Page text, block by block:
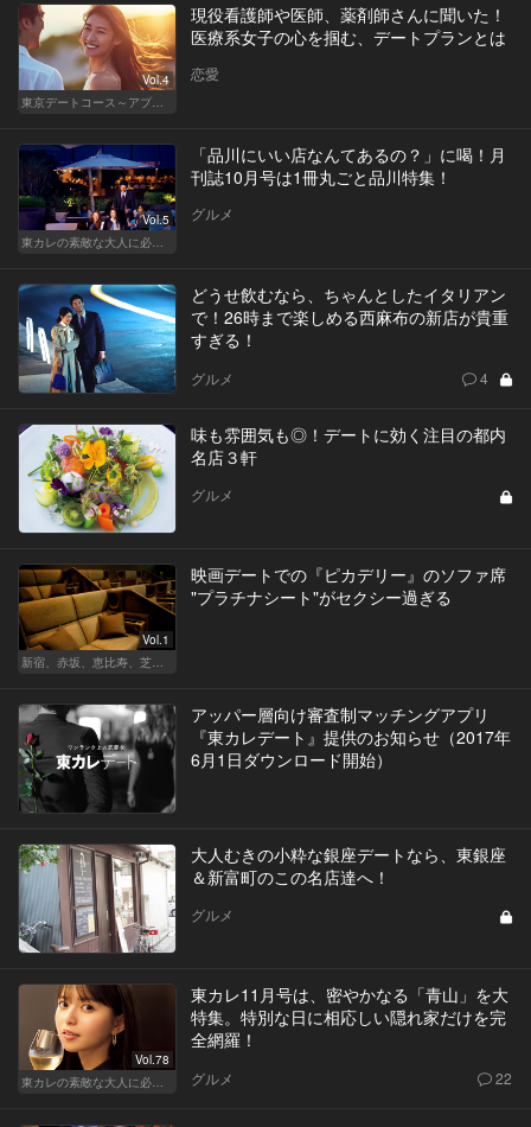
Vol.4
東京デートコース～アプリで始まる恋～
現役看護師や医師、薬剤師さんに聞いた！
医療系女子の心を掴む、デートプランとは
恋愛
Vol.5
東カレの素敵な大人に必要なこと
「品川にいい店なんてあるの？」に喝！月
刊誌10月号は1冊丸ごと品川特集！
グルメ
どうせ飲むなら、ちゃんとしたイタリアン
で！26時まで楽しめる西麻布の新店が貴重
すぎる！
グルメ 4
味も雰囲気も◎！デートに効く注目の都内
名店３軒
グルメ
Vol.1
新宿、赤坂、恵比寿、芝公園、中目黒！都内最強のデートスポット5選
映画デートでの『ピカデリー』のソファ席
"プラチナシート"がセクシー過ぎる
アッパー層向け審査制マッチングアプリ
『東カレデート』提供のお知らせ（2017年
6月1日ダウンロード開始）
大人むきの小粋な銀座デートなら、東銀座
＆新富町のこの名店達へ！
グルメ
Vol.78
東カレの素敵な大人に必要なこと
東カレ11月号は、密やかなる「青山」を大
特集。特別な日に相応しい隠れ家だけを完
全網羅！
グルメ 22